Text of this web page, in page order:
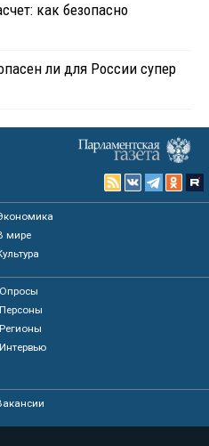
как безопасно
ли для России супер
мире
Опросы
Персоны
Регионы
Интервью